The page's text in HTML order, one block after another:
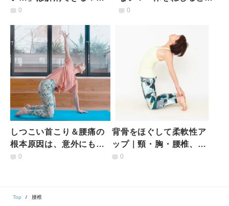
のポーズへの3ステップ
0
が痛くなる人」が固まり
0
しつこい首こり＆腰痛の
根本原因は、意外にも
「胸」？【首こり・腰痛
0
背骨をほぐして柔軟性ア
ップ｜頸・胸・腰椎、仙
骨の体操法とは
0
Top 腰椎